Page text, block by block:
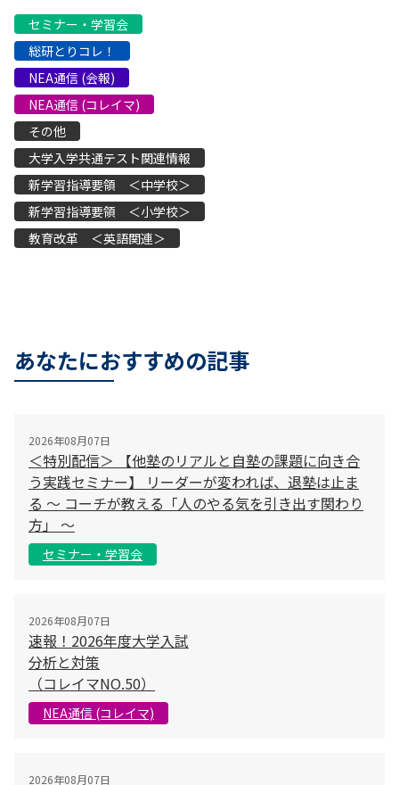
セミナー・学習会
総研とりコレ！
NEA通信 (会報)
NEA通信 (コレイマ)
その他
大学入学共通テスト関連情報
新学習指導要領 ＜中学校＞
新学習指導要領 ＜小学校＞
教育改革 ＜英語関連＞
あなたにおすすめの記事
2026年08月07日
＜特別配信＞ 【他塾のリアルと自塾の課題に向き合
う実践セミナー】 リーダーが変われば、退塾は止ま
る 〜 コーチが教える「人のやる気を引き出す関わり
方」 〜
セミナー・学習会
2026年08月07日
速報！2026年度大学入試
分析と対策
（コレイマNO.50）
NEA通信 (コレイマ)
2026年08月07日